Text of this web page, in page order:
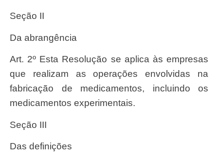
Seção II
Da abrangência
Art. 2º Esta Resolução se aplica às empresas
que realizam as operações envolvidas na
fabricação de medicamentos, incluindo os
medicamentos experimentais.
Seção III
Das definições